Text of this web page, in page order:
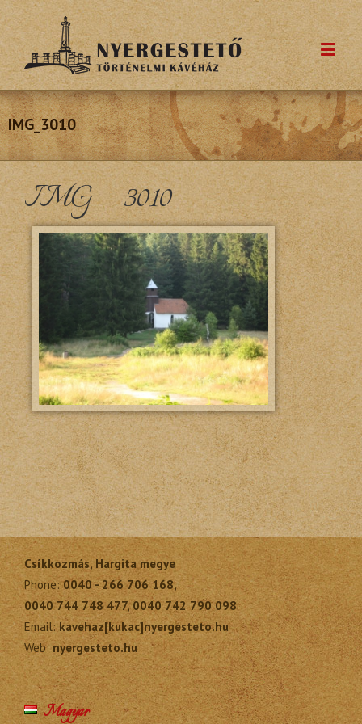
IMG_3010
IMG_3010
Csíkkozmás, Hargita megye
Phone:0040 - 266 706 168,
0040 744 748 477, 0040 742 790 098
Email: kavehaz[kukac]nyergesteto.hu
Web: nyergesteto.hu
Magyar